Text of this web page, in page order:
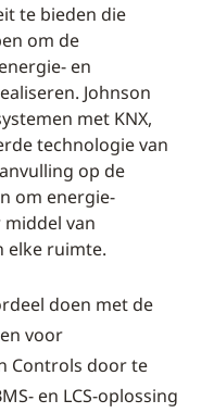
te bieden die
om de
en
Johnson
met KNX,
technologie van
op de
om energie-
van
elke ruimte.
doen met de
voor
Controls door te
en LCS-oplossing